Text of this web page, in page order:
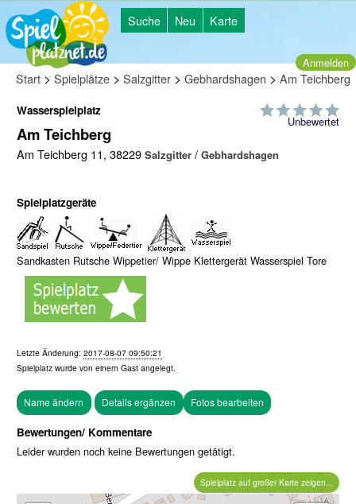
Suche Neu Karte
Anmelden
Start > Spielplätze > Salzgitter > Gebhardshagen > Am Teichberg
Unbewertet
Wasserspielplatz
Am Teichberg
Am Teichberg 11, 38229 Salzgitter / Gebhardshagen
Spielplatzgeräte
Sandkasten Rutsche Wippetier/ Wippe Klettergerät Wasserspiel Tore
Letzte Änderung: 2017-08-07 09:50:21
Spielplatz wurde von einem Gast angelegt.
Fotos bearbeiten
Bewertungen/ Kommentare
Leider wurden noch keine Bewertungen getätigt.
Spielplatz auf großer Karte zeigen...